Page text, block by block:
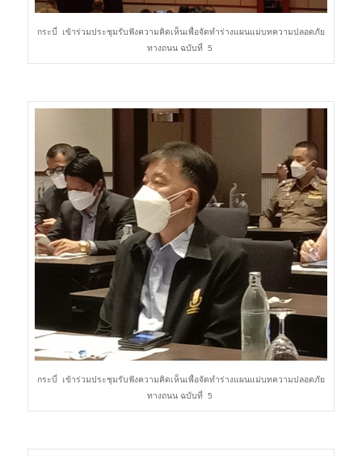
กระบี่ เข้าร่วมประชุมรับฟังความคิดเห็นเพื่อจัดทำร่างแผนแม่บทความปลอดภัย
ทางถนน ฉบับที่ 5
กระบี่ เข้าร่วมประชุมรับฟังความคิดเห็นเพื่อจัดทำร่างแผนแม่บทความปลอดภัย
ทางถนน ฉบับที่ 5